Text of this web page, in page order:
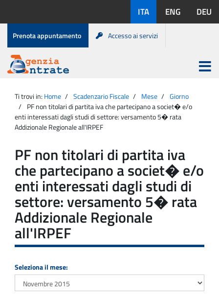
contenuto
disponibili:
ITA ENG DEU
Menu
di
servizio
Prenota appuntamento Accesso ai servizi
Agenzia
Entrate
Apri
menu
principale
Ti trovi in: Home Scadenzario Fiscale Mese
Giorno
PF non titolari di partita iva che partecipano a societ� e/o
enti interessati dagli studi di settore: versamento 5� rata
Addizionale Regionale all'IRPEF
PF non titolari di partita iva
che partecipano a societ� e/o
enti interessati dagli studi di
settore: versamento 5� rata
Addizionale Regionale
all'IRPEF
Seleziona il mese: